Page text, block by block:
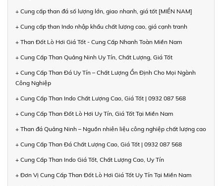
+ Cung cấp than đá số lượng lớn, giao nhanh, giá tốt [MIỀN NAM]
+ Cung cấp than Indo nhập khẩu chất lượng cao, giá cạnh tranh
+ Than Đốt Lò Hơi Giá Tốt - Cung Cấp Nhanh Toàn Miền Nam
+ Cung Cấp Than Quảng Ninh Uy Tín, Chất Lượng, Giá Tốt
+ Cung Cấp Than Đá Uy Tín – Chất Lượng Ổn Định Cho Mọi Ngành
Công Nghiệp
+ Cung Cấp Than Indo Chất Lượng Cao, Giá Tốt | 0932 087 568
+ Cung Cấp Than Đốt Lò Hơi Uy Tín, Giá Tốt Tại Miền Nam
+ Than đá Quảng Ninh – Nguồn nhiên liệu công nghiệp chất lượng cao
+ Cung Cấp Than Đá Chất Lượng Cao, Giá Tốt | 0932 087 568
+ Cung Cấp Than Indo Giá Tốt, Chất Lượng Cao, Uy Tín
+ Đơn Vị Cung Cấp Than Đốt Lò Hơi Giá Tốt Uy Tín Tại Miền Nam